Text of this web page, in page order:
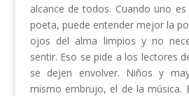
alcance de todos. Cuando uno
poeta, puede entender mejor la
ojos del alma limpios y no
sentir. Eso se pide a los lectores
se dejen envolver. Niños y
mismo embrujo, el de la música.